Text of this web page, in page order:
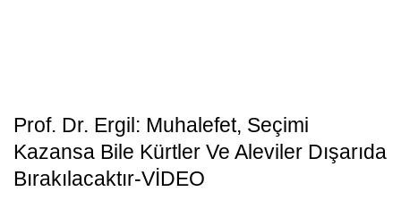
Prof. Dr. Ergil: Muhalefet, Seçimi
Kazansa Bile Kürtler Ve Aleviler Dışarıda
Bırakılacaktır-VİDEO